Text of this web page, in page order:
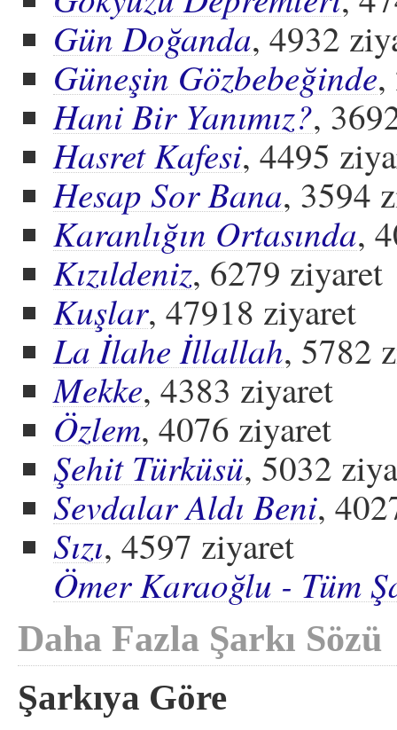
Gün Doğanda, 4932
Güneşin Gözbebeğinde,
Hani Bir Yanımız?,
Hasret Kafesi, 4495
Hesap Sor Bana, 3594
Karanlığın Ortasında,
Kızıldeniz, 6279 ziyaret
Kuşlar, 47918 ziyaret
La İlahe İllallah, 5782
Mekke, 4383 ziyaret
Özlem, 4076 ziyaret
Şehit Türküsü, 5032
Sevdalar Aldı Beni,
Sızı, 4597 ziyaret
Ömer Karaoğlu - Tüm
Daha Fazla Şarkı Sözü
Şarkıya Göre